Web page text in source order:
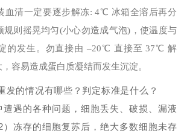
血清一定要逐步解冻: 4℃ 冰箱全溶后再分
规则摇晃均匀(小心勿造成气泡)，使温度与
的发生。勿直接由 –20℃ 直接至 37℃ 解
容易造成蛋白质凝结而发生沉淀。
发的情况有哪些？判定标准是什么？
遭遇的各种问题，细胞丢失、破损、漏液
存的细胞复苏后，绝大多数细胞未存